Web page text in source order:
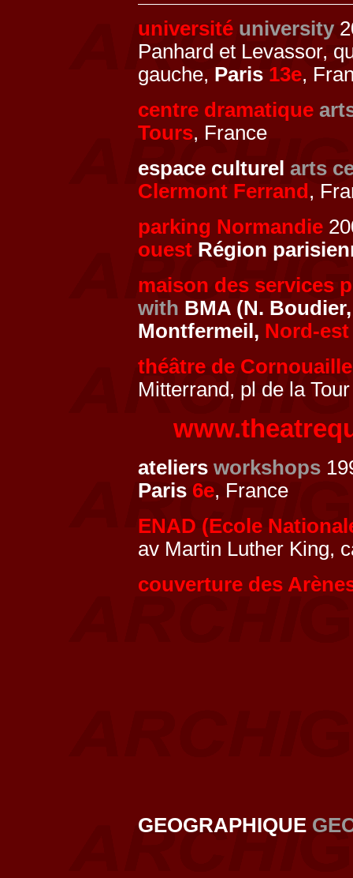
université university
Panhard et Levassor,
gauche, Paris 13e,
centre dramatique
Tours, France
espace culturel arts
Clermont Ferrand ,
parking Normandie
ouest Région
maison des services
with BMA (N.
Montfermeil, Nord-est
théâtre de Cornouaille
Mitterrand, pl de la
ateliers workshops
Paris 6e, France
ENAD (Ecole
av Martin Luther King,
couverture des
GEOGRAPHIQUE